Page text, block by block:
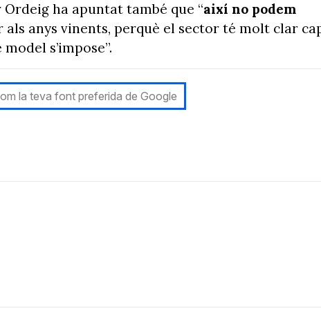
ha apuntat també que “així no podem
anys vinents, perquè el sector té molt clar
s’impose”.
la teva font preferida de Google